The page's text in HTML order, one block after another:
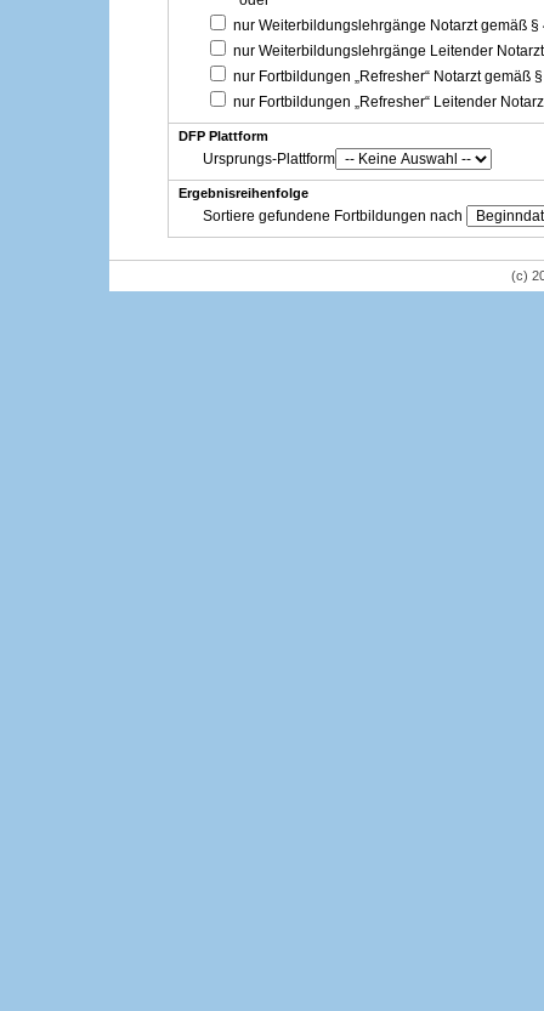
nur Weiterbildungslehrgänge Notarzt gemäß §
nur Weiterbildungslehrgänge Leitender
nur Fortbildungen „Refresher“ Notarzt gemäß
nur Fortbildungen „Refresher“ Leitender
DFP Plattform
Ursprungs-Plattform
Ergebnisreihenfolge
Sortiere gefundene Fortbildungen nach
(c)